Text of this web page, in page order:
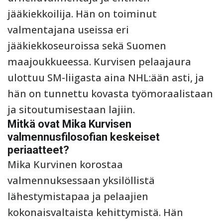
jääkiekkoilija. Hän on toiminut
valmentajana useissa eri
jääkiekkoseuroissa sekä Suomen
maajoukkueessa. Kurvisen pelaajaura
ulottuu SM-liigasta aina NHL:ään asti, ja
hän on tunnettu kovasta työmoraalistaan
ja sitoutumisestaan lajiin.
Mitkä ovat Mika Kurvisen
valmennusfilosofian keskeiset
periaatteet?
Mika Kurvinen korostaa
valmennuksessaan yksilöllistä
lähestymistapaa ja pelaajien
kokonaisvaltaista kehittymistä. Hän